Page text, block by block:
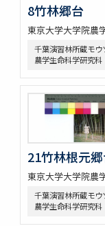
8竹林郷台
東京大学大学院農
千葉演習林所蔵モ
農学生命科学研究科
21竹林根元
東京大学大学院農
千葉演習林所蔵モ
農学生命科学研究科